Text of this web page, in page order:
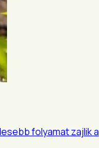
folyamat zajlik a